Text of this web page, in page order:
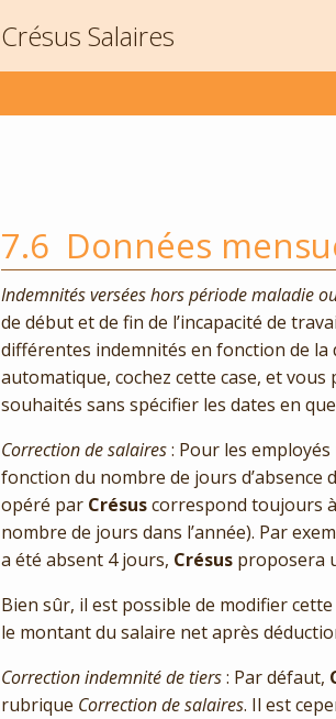
Crésus Salaires
7.6 Données
Indemnités versées hors période maladie
de début et de fin de l’incapacité de
différentes indemnités en fonction de la
automatique, cochez cette case, et
souhaités sans spécifier les dates en
Correction de salaires: Pour les
fonction du nombre de jours d’absence
opéré par Crésuscorrespond toujours à
nombre de jours dans l’année). Par
a été absent 4 jours, Crésus proposera
Bien sûr, il est possible de modifier
le montant du salaire net après
Correction indemnité de tiers: Par défaut,
rubrique Correction de salaires. Il est